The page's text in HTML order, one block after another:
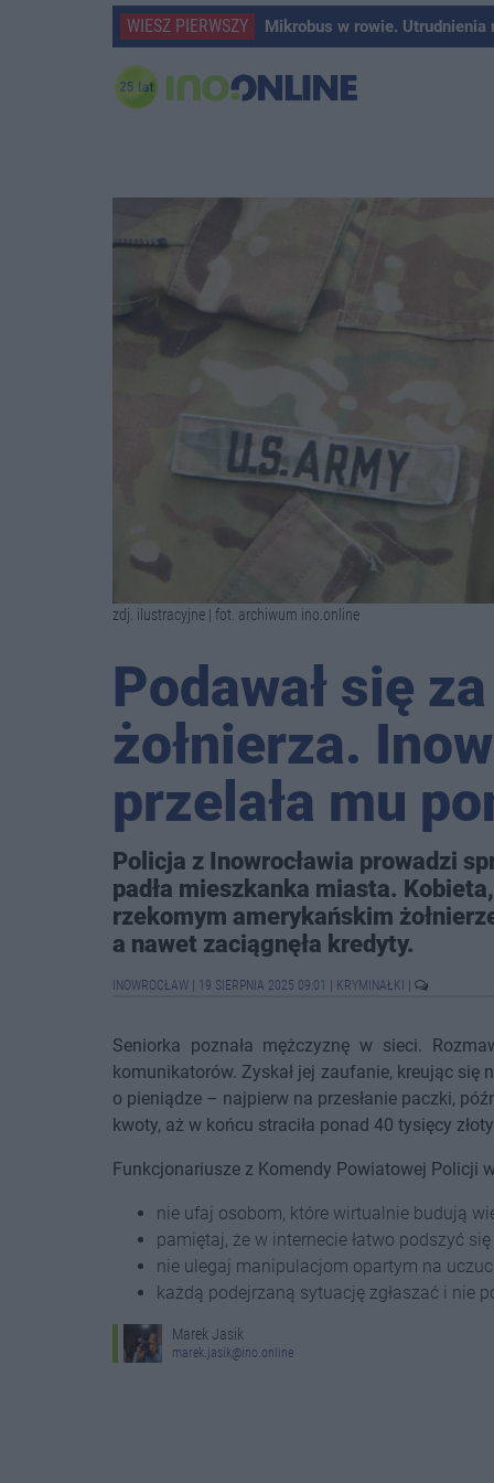
WIESZ PIERWSZY Mikrobus w rowie. Utrudnienia
zdj. ilustracyjne | fot. archiwum ino.online
Podawał się
żołnierza.
przelała mu
Policja z Inowrocławia prowadzi
padła mieszkanka miasta.
rzekomym amerykańskim
a nawet zaciągnęła kredyty.
INOWROCŁAW 19 SIERPNIA 2025 09:01 KRYMINAŁKI
Seniorka poznała mężczyznę w sieci.
komunikatorów. Zyskał jej zaufanie, kreując się
o pieniądze – najpierw na przesłanie paczki,
kwoty, aż w końcu straciła ponad 40 tysięcy
Funkcjonariusze z Komendy Powiatowej Policji
nie ufaj osobom, które wirtualnie budują
pamiętaj, że w internecie łatwo podszyć
nie ulegaj manipulacjom opartym na
każdą podejrzaną sytuację zgłaszać i nie
Marek Jasik
marek.jasik@ino.online